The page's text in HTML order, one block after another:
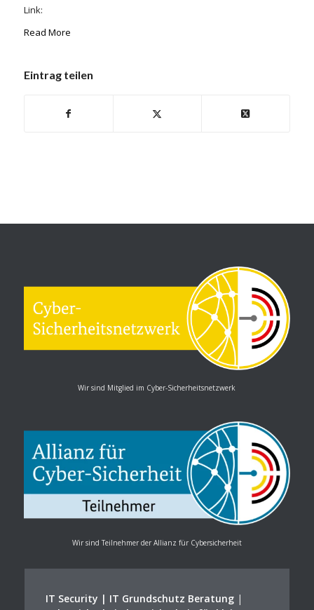
Link:
Read More
Eintrag teilen
Wir sind Mitglied im Cyber-Sicherheitsnetzwerk
Wir sind Teilnehmer der Allianz für Cybersicherheit
IT Security | IT Grundschutz Beratung|